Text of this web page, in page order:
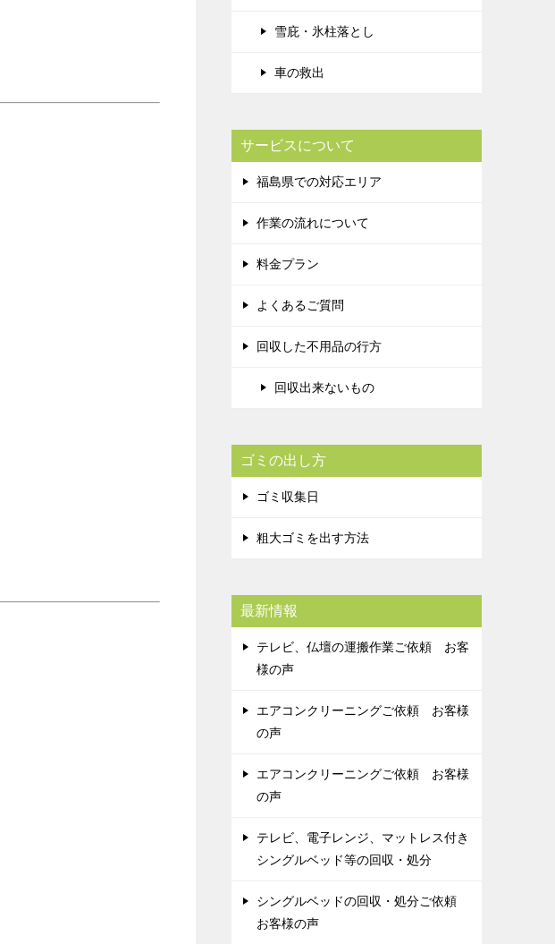
雪庇・氷柱落とし
車の救出
サービスについて
福島県での対応エリア
作業の流れについて
料金プラン
よくあるご質問
回収した不用品の行方
回収出来ないもの
ゴミの出し方
ゴミ収集日
粗大ゴミを出す方法
最新情報
テレビ、仏壇の運搬作業ご依頼 お客
様の声
エアコンクリーニングご依頼 お客様
の声
エアコンクリーニングご依頼 お客様
の声
テレビ、電子レンジ、マットレス付き
シングルベッド等の回収・処分
シングルベッドの回収・処分ご依頼
お客様の声